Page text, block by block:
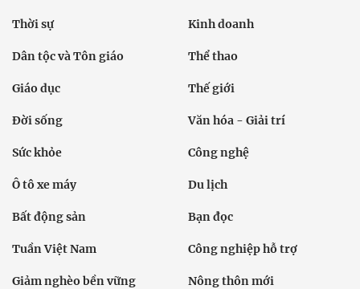
Thời sự Kinh doanh
Dân tộc và Tôn giáo Thể thao
Giáo dục Thế giới
Đời sống Văn hóa - Giải trí
Sức khỏe Công nghệ
Ô tô xe máy Du lịch
Bất động sản Bạn đọc
Tuần Việt Nam Công nghiệp hỗ trợ
Giảm nghèo bền vững Nông thôn mới